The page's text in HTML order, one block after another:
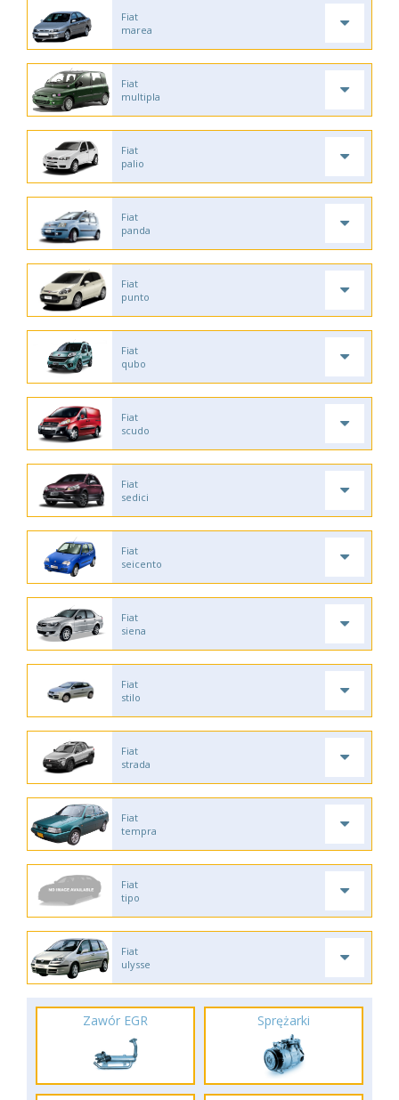
Fiat
marea
Fiat
multipla
Fiat
palio
Fiat
panda
Fiat
punto
Fiat
qubo
Fiat
scudo
Fiat
sedici
Fiat
seicento
Fiat
siena
Fiat
stilo
Fiat
strada
Fiat
tempra
Fiat
tipo
Fiat
ulysse
Zawór EGR Sprężarki